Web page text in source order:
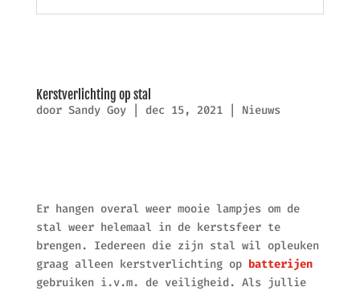
Kerstverlichting op stal
door Sandy Goy| dec 15, 2021| Nieuws
Er hangen overal weer mooie lampjes om de
stal weer helemaal in de kerstsfeer te
brengen. Iedereen die zijn stal wil opleuken
graag alleen kerstverlichting op batterijen
gebruiken i.v.m. de veiligheid. Als jullie